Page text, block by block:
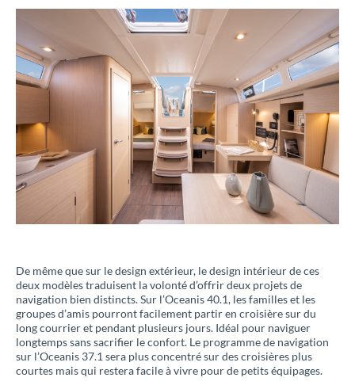
De même que sur le design extérieur, le design intérieur de ces
deux modèles traduisent la volonté d’offrir deux projets de
navigation bien distincts. Sur l’Oceanis 40.1, les familles et les
groupes d’amis pourront facilement partir en croisière sur du
long courrier et pendant plusieurs jours. Idéal pour naviguer
longtemps sans sacrifier le confort. Le programme de navigation
sur l’Oceanis 37.1 sera plus concentré sur des croisières plus
courtes mais qui restera facile à vivre pour de petits équipages.